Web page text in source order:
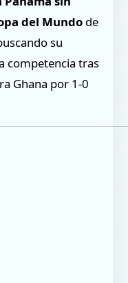
del Mundo de
su
competencia tras
Ghana por 1-0